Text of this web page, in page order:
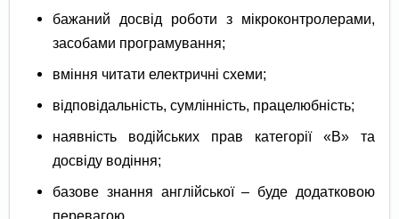
бажаний досвід роботи з мікроконтролерами,
засобами програмування;
вміння читати електричні схеми;
відповідальність, сумлінність, працелюбність;
наявність водійських прав категорії «В» та
досвіду водіння;
базове знання англійської – буде додатковою
перевагою.